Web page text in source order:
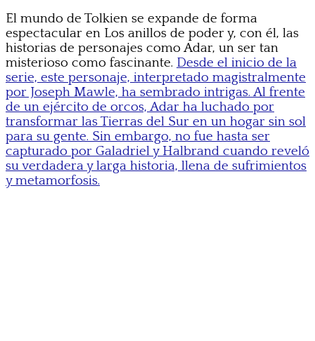
El mundo de Tolkien se expande de forma
espectacular en Los anillos de poder y, con él, las
historias de personajes como Adar, un ser tan
misterioso como fascinante. Desde el inicio de la
serie, este personaje, interpretado magistralmente
por Joseph Mawle, ha sembrado intrigas. Al frente
de un ejército de orcos, Adar ha luchado por
transformar las Tierras del Sur en un hogar sin sol
para su gente. Sin embargo, no fue hasta ser
capturado por Galadriel y Halbrand cuando reveló
su verdadera y larga historia, llena de sufrimientos
y metamorfosis.